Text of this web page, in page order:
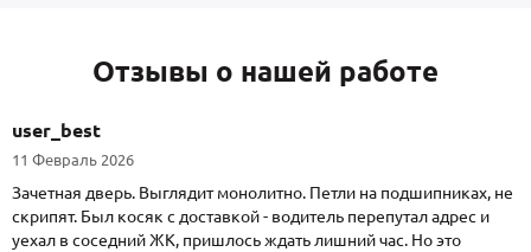
Отзывы о нашей работе
user_best
11 Февраль 2026
Зачетная дверь. Выглядит монолитно. Петли на подшипниках, не
скрипят. Был косяк с доставкой - водитель перепутал адрес и
уехал в соседний ЖК, пришлось ждать лишний час. Но это